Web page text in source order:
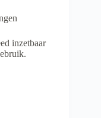
inzetbaar